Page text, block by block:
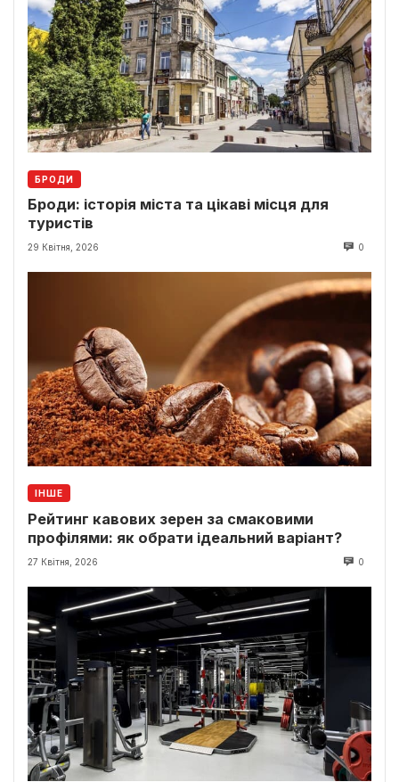
БРОДИ
Броди: історія міста та цікаві місця для
туристів
29 Квітня, 2026 0
ІНШЕ
Рейтинг кавових зерен за смаковими
профілями: як обрати ідеальний варіант?
27 Квітня, 2026 0